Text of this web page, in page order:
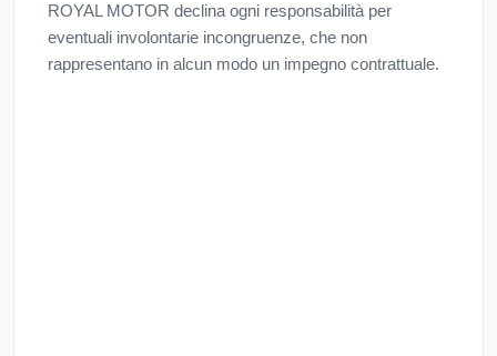
ROYAL MOTOR declina ogni responsabilità per
eventuali involontarie incongruenze, che non
rappresentano in alcun modo un impegno contrattuale.